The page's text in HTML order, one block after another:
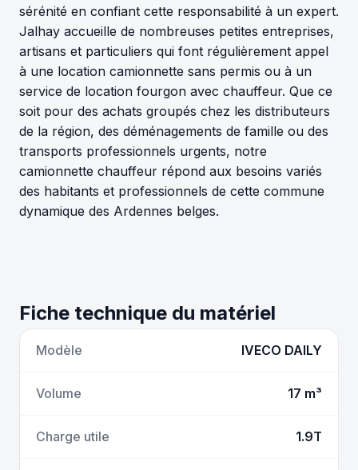
sérénité en confiant cette responsabilité à un expert.
Jalhay accueille de nombreuses petites entreprises,
artisans et particuliers qui font régulièrement appel
à une location camionnette sans permis ou à un
service de location fourgon avec chauffeur. Que ce
soit pour des achats groupés chez les distributeurs
de la région, des déménagements de famille ou des
transports professionnels urgents, notre
camionnette chauffeur répond aux besoins variés
des habitants et professionnels de cette commune
dynamique des Ardennes belges.
Fiche technique du matériel
Modèle IVECO DAILY
Volume 17 m³
Charge utile 1.9T